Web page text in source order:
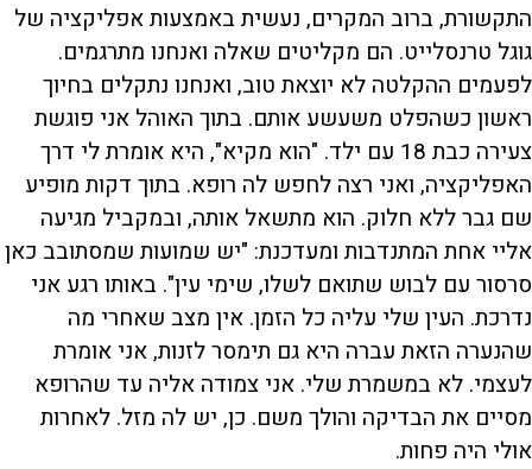
התקשורת, ברוב המקרים, נעשית באמצעות אפליקציה של
גוגל טרנסלייט. הם מקליטים שאלה ואנחנו מתרגמים.
לפעמים ההקלטה לא יוצאת טוב, ואנחנו נתקלים בחיוך
ראשון כשהפלט משעשע אותם. בתוך האוהל אני פוגשת
צעירה כבת 18 עם ילד. "הוא מקיא", היא אומרת לי דרך
האפליקציה, ואני רצה לחפש לה רופא. בתוך דקות מופיע
שם גבר ללא חלוק. הוא מתשאל אותה, ובמקביל מגיעה
אליי אחת המתנדבות ומעדכנת: "יש שמועות שמסתובב כאן
סרסור עם לבוש שתואם לשלו, שימי עין". באותו רגע אני
נדרכת. העין שלי עליה כל הזמן. אין מצב שאחרי מה
שהנערה הזאת עברה היא גם תימסר לזנות, אני אומרת
לעצמי. לא במשמרת שלי. אני צמודה אליה עד שהרופא
מסיים את הבדיקה והולך משם. כן, יש לה מזל. לאחרות
אולי היה פחות.